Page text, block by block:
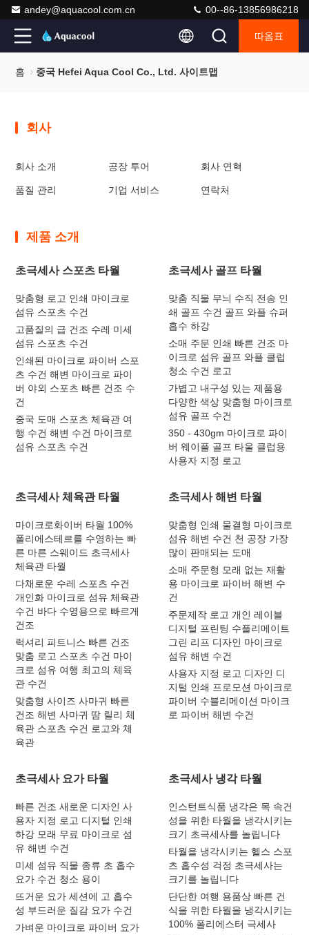
andey@aquacool.com.cn 00--86-13856986218
따옴표
홈 중국 Hefei Aqua Cool Co., Ltd. 사이트맵
회사
회사 소개 공장 투어 회사 연혁
품질 관리 기업 서비스 연락처
제품 소개
초극세사 스포츠 타월
맞춤형 로고 인쇄 마이크로
섬유 스포츠 수건
고품질의 급 건조 수레 미세
섬유 스포츠 수건
인쇄된 마이크로 파이버 스포
츠 수건 해변 마이크로 파이
버 야외 스포츠 빠른 건조 수
건
중국 도매 스포츠 체육관 여
행 수건 해변 수건 마이크로
섬유 스포츠 수건
초극세사 골프 타월
맞춤 직물 무늬 수직 전송 인
쇄 골프 수건 골프 와플 슈퍼
흡수 하강
소매 주문 인쇄 빠른 건조 마
이크로 섬유 골프 와플 클럽
청소 수건 로고
가볍고 내구성 있는 제품용
다양한 색상 맞춤형 마이크로
섬유 골프 수건
350 - 430gm 마이크로 파이
버 웨이플 골프 타울 클럽용
사용자 지정 로고
초극세사 체육관 타월
마이크로화이버 타월 100%
폴리에스테르를 수영하는 빠
른 마른 스웨이드 초극세사
체육관 타월
다채로운 수레 스포츠 수건
개인화 마이크로 섬유 체육관
수건 바다 수영용으로 빠르게
건조
럭셔리 피트니스 빠른 건조
맞춤 로고 스포츠 수건 마이
크로 섬유 여행 최고의 체육
관 수건
맞춤형 사이즈 사마귀 빠른
건조 해변 사마귀 땀 릴리 체
육관 스포츠 수건 로고와 체
육관
초극세사 해변 타월
맞춤형 인쇄 물결형 마이크로
섬유 해변 수건 천 공장 가장
많이 판매되는 도매
소매 주문형 모래 없는 재활
용 마이크로 파이버 해변 수
건
주문제작 로고 개인 레이블
디지털 프린팅 수플리메이트
그린 리프 디자인 마이크로
섬유 해변 수건
사용자 지정 로고 디자인 디
지털 인쇄 프로모션 마이크로
파이버 수블리메이션 마이크
로 파이버 해변 수건
초극세사 요가 타월
빠른 건조 새로운 디자인 사
용자 지정 로고 디지털 인쇄
하강 모래 무료 마이크로 섬
유 해변 수건
미세 섬유 직물 종류 초 흡수
요가 수건 청소 용이
뜨거운 요가 세션에 고 흡수
성 부드러운 질감 요가 수건
가벼운 마이크로 파이버 요가
초극세사 냉각 타월
인스턴트식품 냉각은 목 속건
성을 위한 타월을 냉각시키는
크기 초극세사를 놀립니다
타월을 냉각시키는 헬스 스포
츠 흡수성 걱정 초극세사는
크기를 놀립니다
단단한 여행 용품상 빠른 건
식을 위한 타월을 냉각시키는
100% 폴리에스터 극세사